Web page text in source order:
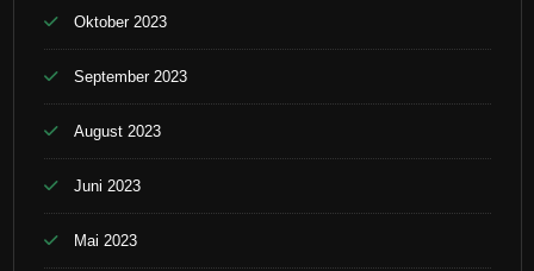
Oktober 2023
September 2023
August 2023
Juni 2023
Mai 2023